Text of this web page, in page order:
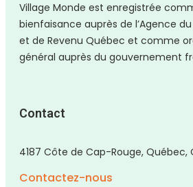
Village Monde est enregistrée
bienfaisance auprès de l’Agence
et de Revenu Québec et comme
général auprès du gouvernement
Contact
4187 Côte de Cap-Rouge, Québec,
Contactez-nous